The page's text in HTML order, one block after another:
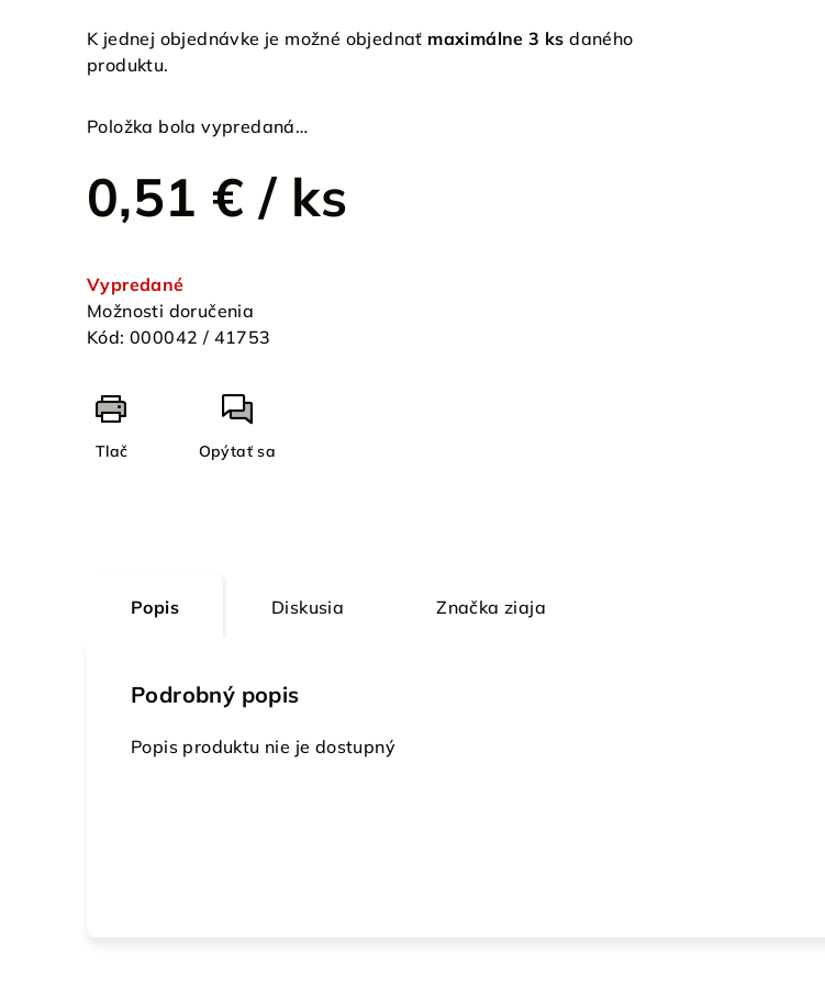
K jednej objednávke je možné objednať maximálne 3 ks daného
produktu.
Položka bola vypredaná…
0,51 € / ks
cena:
Vypredané
Možnosti doručenia
Kód: 000042 / 41753
Tlač Opýtať sa
Popis Diskusia Značka ziaja
Podrobný popis
Popis produktu nie je dostupný